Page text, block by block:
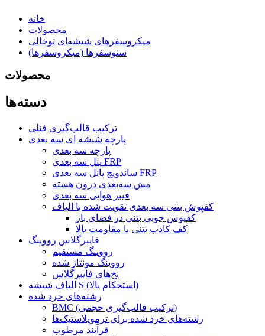
خانه
محصولات
میکروسفرهای شیشه‌ای توخالی
سنوسفرها (میکروسفرها)
محصولات
دسته‌ها
ترکیب قالب‌گیری فنلی
پارچه شیشه ای سه بعدی
پارچه سه بعدی
پنل سه بعدی FRP
ساندویچ پانل سه بعدی FRP
مش سه‌بعدی درون هسته
فیبر هوایی سه بعدی
کفپوش بتنی سه بعدی تقویت شده با الیاف
کفپوش چوبی بتنی در فضای باز
کف کاذب بتنی با مقاومت بالا
فایبرگلاس رووینگ
رووینگ مستقیم
رووینگ مونتاژ شده
نخ‌های فایبرگلاس
الیاف شیشه S (استحکام بالا)
رشته‌های خرد شده
BMC (ترکیب قالب‌گیری حجمی)
رشته‌های خرد شده برای ترموپلاستیک‌ها
فرآیند مرطوب